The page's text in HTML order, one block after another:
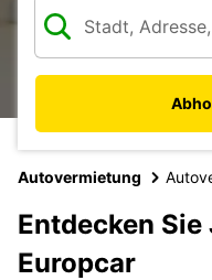
Autovermietung
Entdecken
Europcar